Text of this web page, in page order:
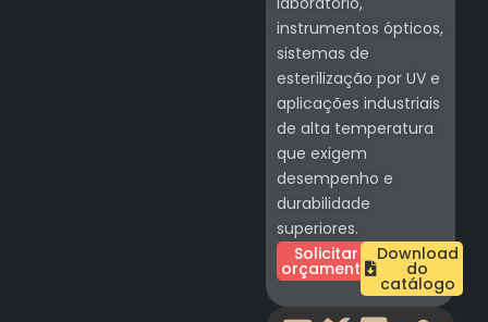
instrumentos ópticos,
sistemas de
esterilização por UV e
aplicações industriais
de alta temperatura
que exigem
desempenho e
durabilidade
superiores.
Solicitar
orçamento
Download
do
catálogo